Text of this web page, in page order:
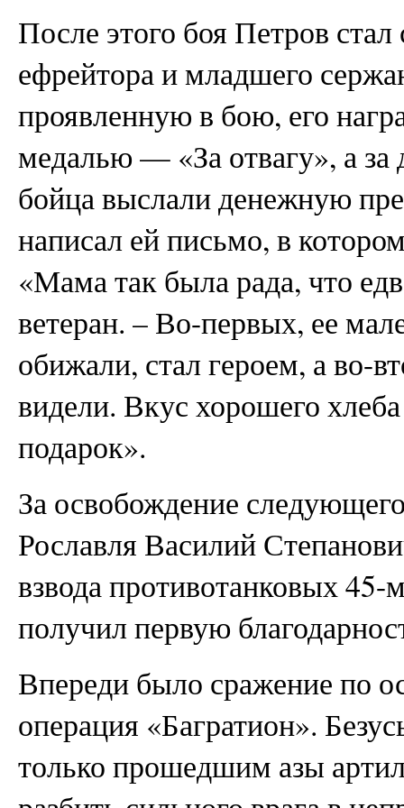
После этого боя Петров
ефрейтора и младшего
проявленную в бою, его
медалью — «За отвагу», а за
бойца выслали денежную
написал ей письмо, в
«Мама так была рада, что
ветеран. – Во-первых, ее
обижали, стал героем, а во-
видели. Вкус хорошего
подарок».
За освобождение
Рославля Василий
взвода противотанковых
получил первую
Впереди было сражение по
операция «Багратион».
только прошедшим азы